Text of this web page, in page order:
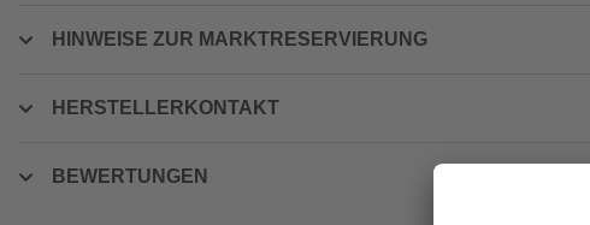
HINWEISE ZUR MARKTRESERVIERUNG
HERSTELLERKONTAKT
BEWERTUNGEN